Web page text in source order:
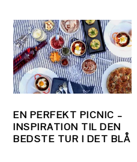
EN PERFEKT PICNIC –
INSPIRATION TIL DEN
BEDSTE TUR I DET BLÅ